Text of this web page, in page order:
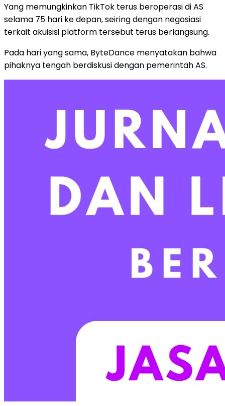
Yang memungkinkan TikTok terus beroperasi di AS
selama 75 hari ke depan, seiring dengan negosiasi
terkait akuisisi platform tersebut terus berlangsung.
Pada hari yang sama, ByteDance menyatakan bahwa
pihaknya tengah berdiskusi dengan pemerintah AS.